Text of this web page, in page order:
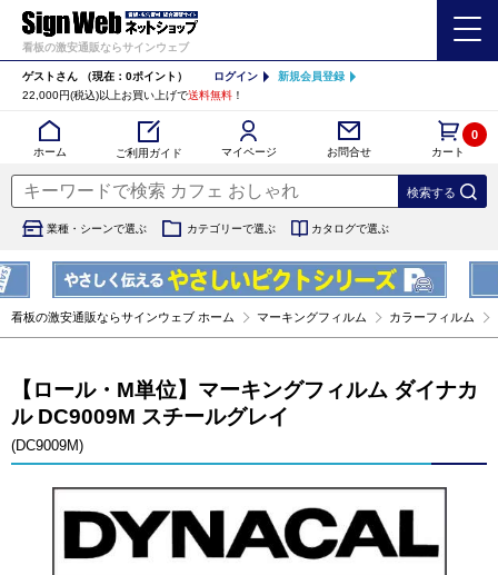
看板の激安通販ならサインウェブ
ゲストさん （現在：0ポイント） ログイン
新規会員登録
22,000円(税込)以上お買い上げで送料無料 ！
ホーム ご利用ガイド マイページ お問合せ カート
0
業種・シーンで選ぶ カテゴリーで選ぶ カタログで選ぶ
看板の激安通販ならサインウェブ ホーム マーキングフィルム カラーフィルム
【ロール・M単位】マーキングフィルム ダイナカ
ル DC9009M スチールグレイ
(DC9009M)